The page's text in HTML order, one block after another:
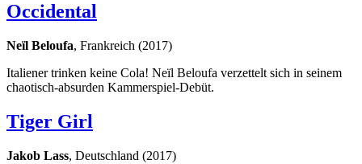
Occidental
Neïl Beloufa, Frankreich (2017)
Italiener trinken keine Cola! Neïl Beloufa verzettelt sich in seinem
chaotisch-absurden Kammerspiel-Debüt.
Tiger Girl
Jakob Lass, Deutschland (2017)